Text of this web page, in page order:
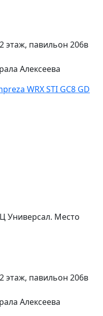
этаж, павильон 206в
Алексеева
WRX STI GC8 GD
Универсал. Место
этаж, павильон 206в
Алексеева